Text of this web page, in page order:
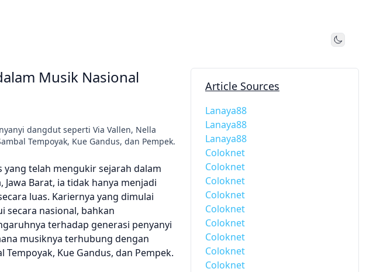
Toggle
Musik Nasional
dangdut seperti Via Vallen, Nella
Tempoyak, Kue Gandus, dan Pempek.
yang telah mengukir sejarah dalam
Barat, ia tidak hanya menjadi
luas. Kariernya yang dimulai
secara nasional, bahkan
terhadap generasi penyanyi
musiknya terhubung dengan
Kue Gandus, dan Pempek.
Article Sources
Lanaya88
Lanaya88
Lanaya88
Coloknet
Coloknet
Coloknet
Coloknet
Coloknet
Coloknet
Coloknet
Coloknet
Coloknet